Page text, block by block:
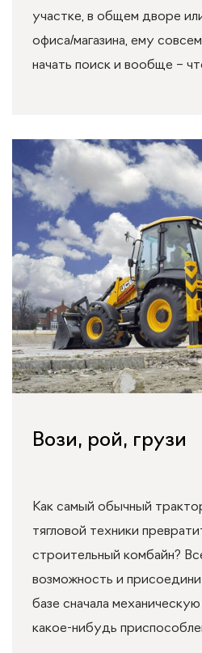
участке, в общем дворе
офиса/магазина, ему
начать поиск и вообще –
Вози, рой, грузи
Как самый обычный
тягловой техники
строительный комбайн?
возможность и
базе сначала
какое-нибудь